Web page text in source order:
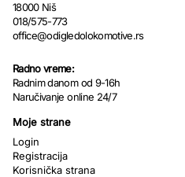
18000 Niš
018/575-773
office@odigledolokomotive.rs
Radno vreme:
Radnim danom od 9-16h
Naručivanje online 24/7
Moje strane
Login
Registracija
Korisnička strana